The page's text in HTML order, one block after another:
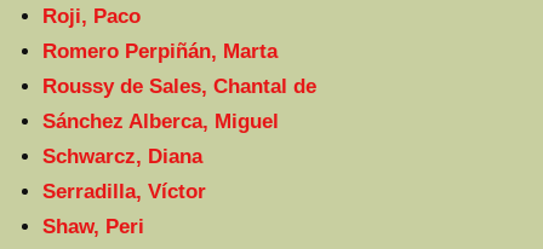
Roji, Paco
Romero Perpiñán, Marta
Roussy de Sales, Chantal de
Sánchez Alberca, Miguel
Schwarcz, Diana
Serradilla, Víctor
Shaw, Peri